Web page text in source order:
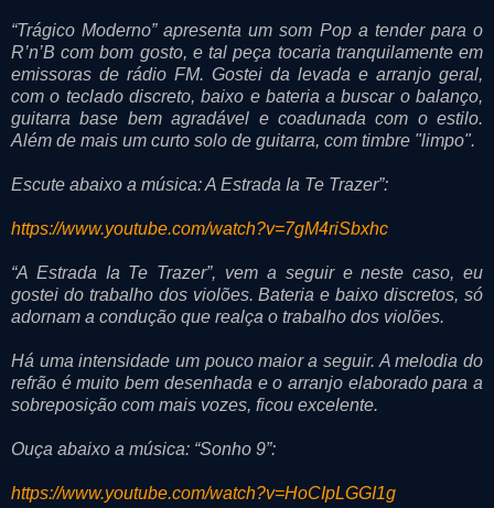
“Trágico Moderno” apresenta um som Pop a tender para o
R’n’B com bom gosto, e tal peça tocaria tranquilamente em
emissoras de rádio FM. Gostei da levada e arranjo geral,
com o teclado discreto, baixo e bateria a buscar o balanço,
guitarra base bem agradável e coadunada com o estilo.
Além de mais um curto solo de guitarra, com timbre "limpo".
Escute abaixo a música: A Estrada Ia Te Trazer”:
https://www.youtube.com/watch?v=7gM4riSbxhc
“A Estrada Ia Te Trazer”, vem a seguir e neste caso, eu
gostei do trabalho dos violões. Bateria e baixo discretos, só
adornam a condução que realça o trabalho dos violões.
Há uma intensidade um pouco maior a seguir. A melodia do
refrão é muito bem desenhada e o arranjo elaborado para a
sobreposição com mais vozes, ficou excelente.
Ouça abaixo a música: “Sonho 9”:
https://www.youtube.com/watch?v=HoCIpLGGI1g